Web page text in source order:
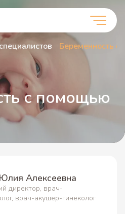
Беременность
с помощью
Алексеевна
директор, врач-
врач-акушер-гинеколог